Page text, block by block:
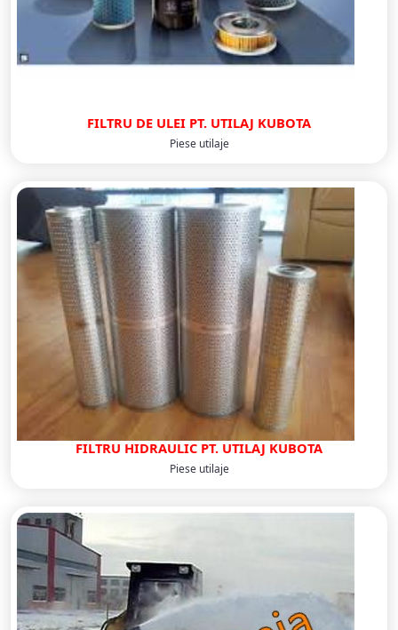
FILTRU DE ULEI PT. UTILAJ KUBOTA
Piese utilaje
FILTRU HIDRAULIC PT. UTILAJ KUBOTA
Piese utilaje